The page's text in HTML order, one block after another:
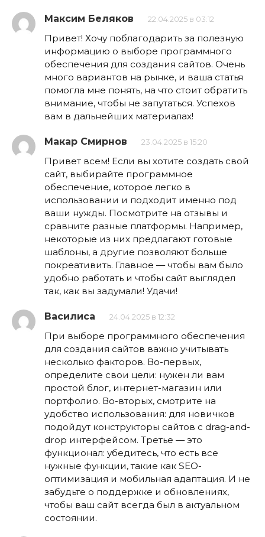
Максим Беляков 22.04.2025 в 03:12
Привет! Хочу поблагодарить за полезную
информацию о выборе программного
обеспечения для создания сайтов. Очень
много вариантов на рынке, и ваша статья
помогла мне понять, на что стоит обратить
внимание, чтобы не запутаться. Успехов
вам в дальнейших материалах!
Макар Смирнов 23.04.2025 в 15:20
Привет всем! Если вы хотите создать свой
сайт, выбирайте программное
обеспечение, которое легко в
использовании и подходит именно под
ваши нужды. Посмотрите на отзывы и
сравните разные платформы. Например,
некоторые из них предлагают готовые
шаблоны, а другие позволяют больше
покреативить. Главное — чтобы вам было
удобно работать и чтобы сайт выглядел
так, как вы задумали! Удачи!
Василиса 24.04.2025 в 12:32
При выборе программного обеспечения
для создания сайтов важно учитывать
несколько факторов. Во-первых,
определите свои цели: нужен ли вам
простой блог, интернет-магазин или
портфолио. Во-вторых, смотрите на
удобство использования: для новичков
подойдут конструкторы сайтов с drag-and-
drop интерфейсом. Третье — это
функционал: убедитесь, что есть все
нужные функции, такие как SEO-
оптимизация и мобильная адаптация. И не
забудьте о поддержке и обновлениях,
чтобы ваш сайт всегда был в актуальном
состоянии.